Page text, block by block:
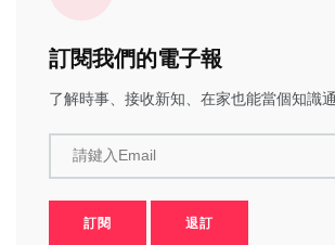
訂閱我們的電子報
了解時事、接收新知、在家也能當個知識通
請鍵入Email
訂閱 退訂